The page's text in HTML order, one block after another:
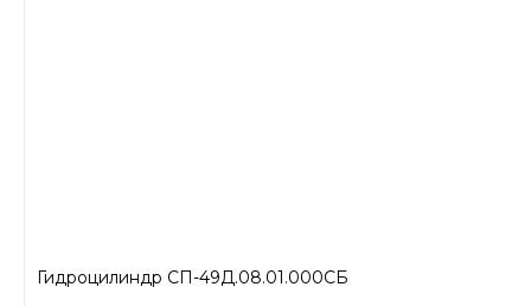
Гидроцилиндр СП-49Д.08.01.000СБ